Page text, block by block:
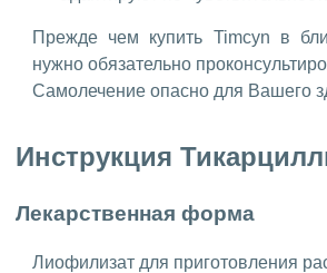
Прежде чем купить Timcyn в
нужно обязательно
Самолечение опасно для Вашего
Инструкция
Лекарственная форма
Лиофилизат для приготовления